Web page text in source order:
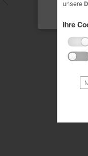
unsere
Ihre